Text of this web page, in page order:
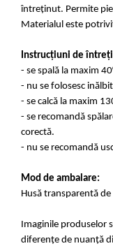
întreținut. Permite
Materialul este
Instrucțiuni de
- se spală la maxim
- nu se folosesc
- se calcă la maxim
- se recomandă
- nu se recomandă
Mod de ambalare:
Husă transparentă
Imaginile produselor
diferențe de nuanță